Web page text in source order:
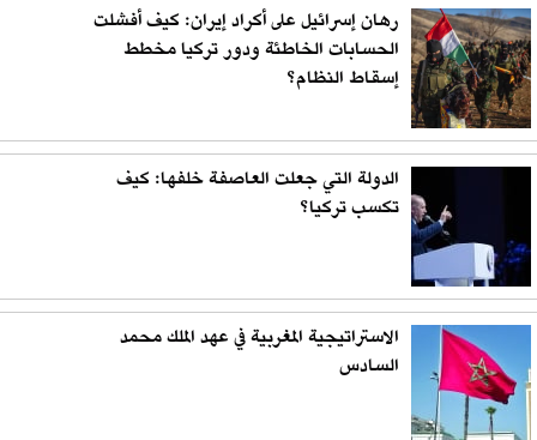
رهان إسرائيل على أكراد إيران: كيف أفشلت
الحسابات الخاطئة ودور تركيا مخطط
إسقاط النظام؟
الدولة التي جعلت العاصفة خلفها: كيف
تكسب تركيا؟
الاستراتيجية المغربية في عهد الملك محمد
السادس